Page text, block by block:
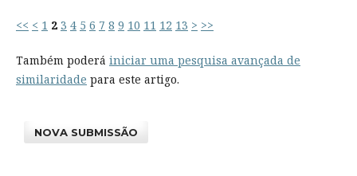
<< < 1 2 3 4 5 6 7 8 9 10 11 12 13 > >>
Também poderá iniciar uma pesquisa avançada de
similaridade para este artigo.
NOVA SUBMISSÃO